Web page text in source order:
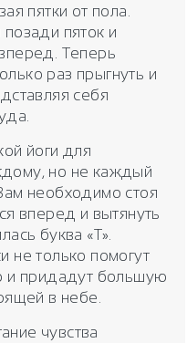
пятки от пола.
пяток и
Теперь
раз прыгнуть и
себя
йоги для
но не каждый
необходимо стоя
вперед и вытянуть
буква «Т».
не только помогут
и придадут большую
в небе.
чувства